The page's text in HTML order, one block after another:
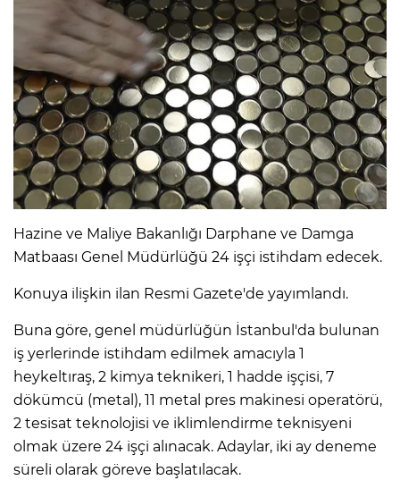
Hazine ve Maliye Bakanlığı Darphane ve Damga
Matbaası Genel Müdürlüğü 24 işçi istihdam edecek.
Konuya ilişkin ilan Resmi Gazete'de yayımlandı.
Buna göre, genel müdürlüğün İstanbul'da bulunan
iş yerlerinde istihdam edilmek amacıyla 1
heykeltıraş, 2 kimya teknikeri, 1 hadde işçisi, 7
dökümcü (metal), 11 metal pres makinesi operatörü,
2 tesisat teknolojisi ve iklimlendirme teknisyeni
olmak üzere 24 işçi alınacak. Adaylar, iki ay deneme
süreli olarak göreve başlatılacak.